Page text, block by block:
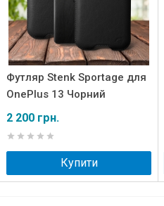
Футляр Stenk Sportage для
OnePlus 13 Чорний
2 200 грн.
Купити